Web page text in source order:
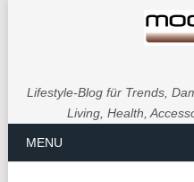
Lifestyle-Blog für Trends,
Living, Health,
MENU